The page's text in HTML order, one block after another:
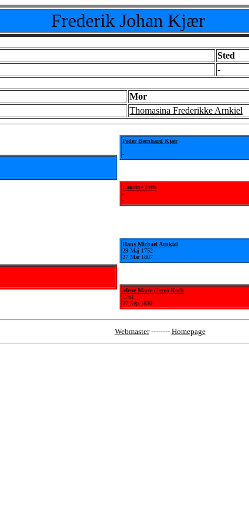
Frederik Johan Kjær
Sted
-
Mor
Thomasina Frederikke Arnkiel
Peder Bernhard Kjær
-
-
Laurine Friis
-
-
Hans Michael Arnkiel
29 Maj 1752
27 Mar 1807
Mette Marie (Jern) Koch
1761
27 Sep 1830
Webmaster-------- Homepage